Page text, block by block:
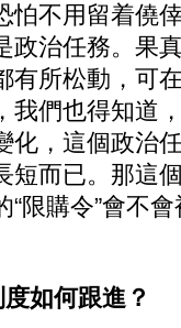
怕不用留着僥
政治任務。果
所松動，可
我們也得知道
化，這個政治
短而已。那這
限購令”會不
如何跟進？